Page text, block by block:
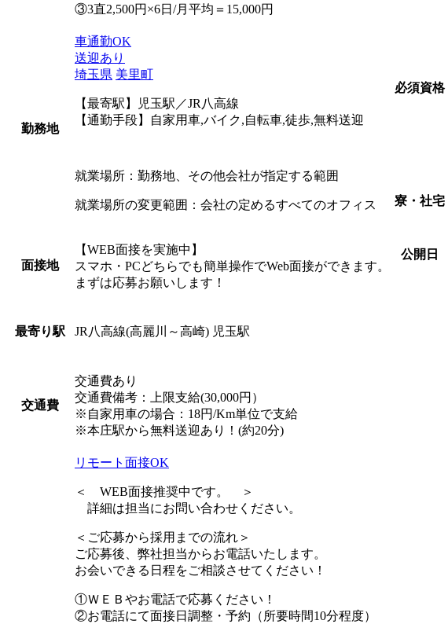
③3直2,500円×6日/月平均＝15,000円
勤務地
車通勤OK
送迎あり
埼玉県 美里町
【最寄駅】児玉駅／JR八高線
【通勤手段】自家用車,バイク,自転車,徒歩,無料送迎
就業場所：勤務地、その他会社が指定する範囲
就業場所の変更範囲：会社の定めるすべてのオフィス
面接地
【WEB面接を実施中】
スマホ・PCどちらでも簡単操作でWeb面接ができます。
まずは応募お願いします！
最寄り駅 JR八高線(高麗川～高崎) 児玉駅
交通費
交通費あり
交通費備考：上限支給(30,000円）
※自家用車の場合：18円/Km単位で支給
※本庄駅から無料送迎あり！(約20分)
リモート面接OK
＜ WEB面接推奨中です。 ＞
詳細は担当にお問い合わせください。
＜ご応募から採用までの流れ＞
ご応募後、弊社担当からお電話いたします。
お会いできる日程をご相談させてください！
①ＷＥＢやお電話で応募ください！
②お電話にて面接日調整・予約（所要時間10分程度）
必須資格
寮・社宅
公開日